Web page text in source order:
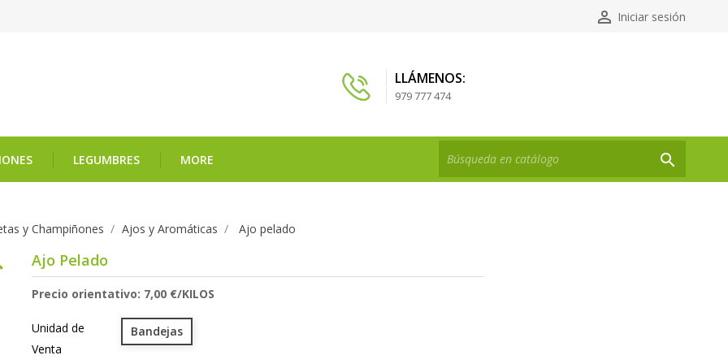
LLÁMENOS:
979 777 474
 Iniciar sesión
LEGUMBRES MORE 
y Champiñones Ajos y Aromáticas Ajo pelado
Ajo Pelado
Precio orientativo: 7,00 €/KILOS
Unidad de
Venta
Bandejas